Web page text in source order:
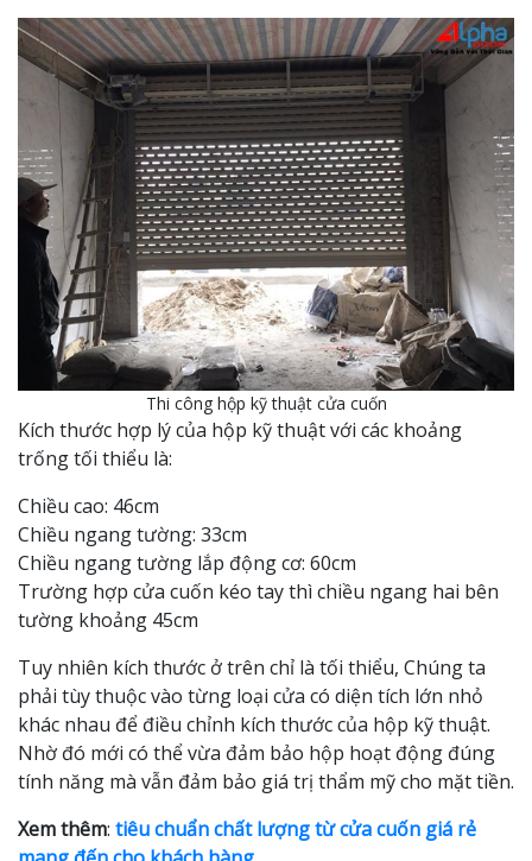
Thi công hộp kỹ thuật cửa cuốn
Kích thước hợp lý của hộp kỹ thuật với các khoảng
trống tối thiểu là:
Chiều cao: 46cm
Chiều ngang tường: 33cm
Chiều ngang tường lắp động cơ: 60cm
Trường hợp cửa cuốn kéo tay thì chiều ngang hai bên
tường khoảng 45cm
Tuy nhiên kích thước ở trên chỉ là tối thiểu, Chúng ta
phải tùy thuộc vào từng loại cửa có diện tích lớn nhỏ
khác nhau để điều chỉnh kích thước của hộp kỹ thuật.
Nhờ đó mới có thể vừa đảm bảo hộp hoạt động đúng
tính năng mà vẫn đảm bảo giá trị thẩm mỹ cho mặt tiền.
Xem thêm: tiêu chuẩn chất lượng từ cửa cuốn giá rẻ